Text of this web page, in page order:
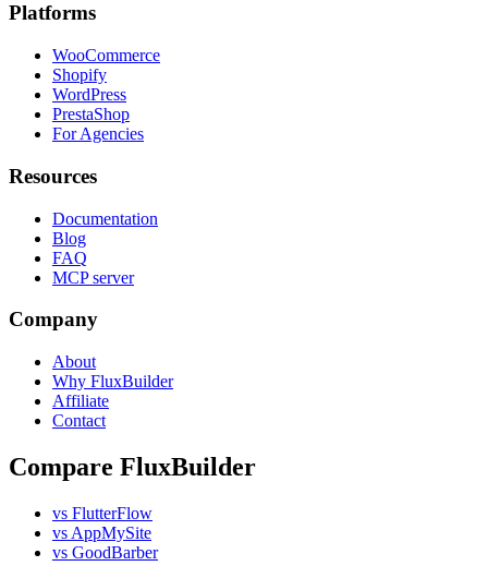
Platforms
WooCommerce
Shopify
WordPress
PrestaShop
For Agencies
Resources
Documentation
Blog
FAQ
MCP server
Company
About
Why FluxBuilder
Affiliate
Contact
Compare FluxBuilder
vs FlutterFlow
vs AppMySite
vs GoodBarber